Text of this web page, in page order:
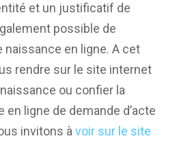
et un justificatif de
possible de
naissance en ligne. A cet
rendre sur le site internet
ou confier la
ligne de demande d’acte
invitons à voir sur le site